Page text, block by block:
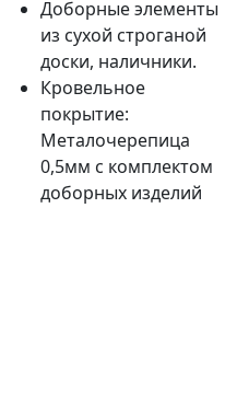
Доборные элементы
из сухой строганой
доски, наличники.
Кровельное
покрытие:
Металочерепица
0,5мм с комплектом
доборных изделий